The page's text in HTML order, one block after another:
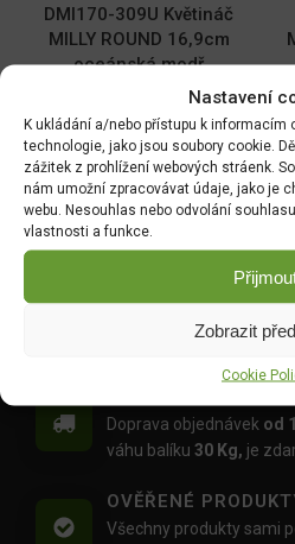
Nastavení
K ukládání a/nebo přístupu k informacím
technologie, jako jsou soubory cookie.
zážitek z prohlížení webových stráenk.
nám umožní zpracovávat údaje, jako je
webu. Nesouhlas nebo odvolání
vlastnosti a funkce.
Zobrazit
Cookie
DMI170-309U Květináč
MILLY ROUND 16,9cm
oceánská modř
59.00Kč
DMI110-2411U Květináč
MILLY ROUND 10,9cm tm.
zelený
DO KOŠÍKU
Doprava objednávek od
váhu balíku 30 Kg, je
OVĚŘENÉ
Všechny produkty sami